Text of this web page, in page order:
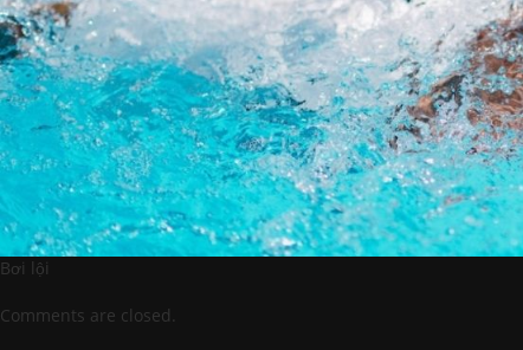
Bơi lội
Comments are closed.